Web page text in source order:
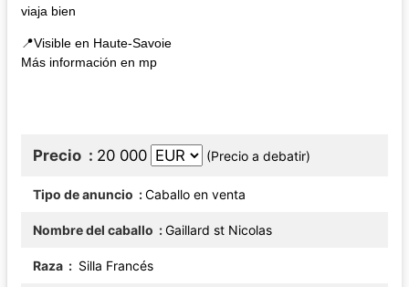
viaja bien
📍Visible en Haute-Savoie
Más información en mp
Precio 20 000 (Precio a debatir)
Tipo de anuncio Caballo en venta
Nombre del caballo Gaillard st Nicolas
Raza Silla Francés